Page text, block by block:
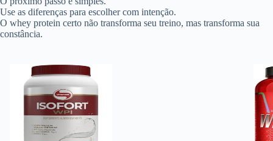
Use as diferenças para escolher com intenção.
O whey protein certo não transforma seu treino, mas transforma sua
constância.